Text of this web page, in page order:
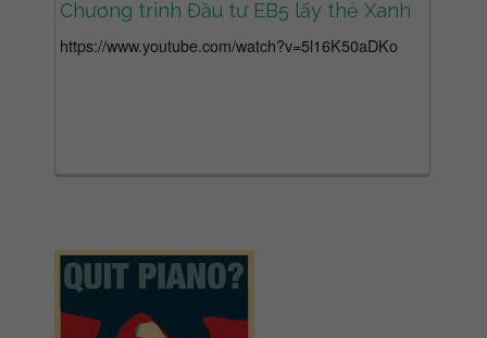
Chương trình Đầu tư EB5 lấy thẻ Xanh
https://www.youtube.com/watch?v=5l16K50aDKo